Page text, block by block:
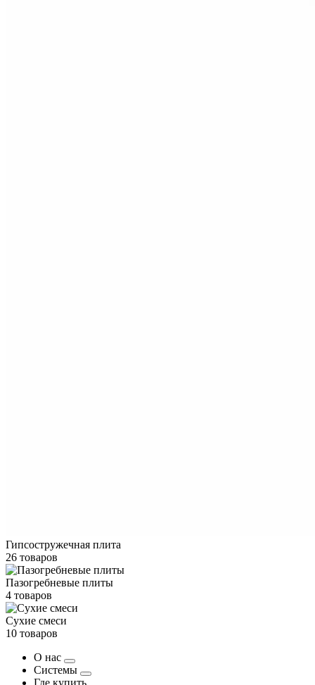
Гипсостружечная плита
26 товаров
Пазогребневые плиты
4 товаров
Сухие смеси
10 товаров
О нас
Системы
Где купить